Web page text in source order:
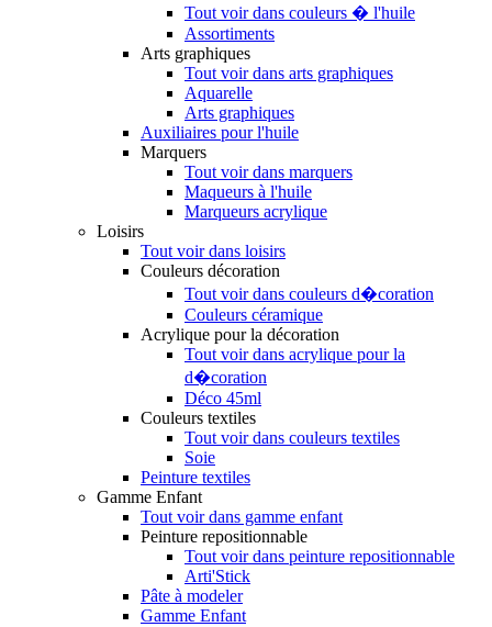
Tout voir dans couleurs � l'huile
Assortiments
Arts graphiques
Tout voir dans arts graphiques
Aquarelle
Arts graphiques
Auxiliaires pour l'huile
Marquers
Tout voir dans marquers
Maqueurs à l'huile
Marqueurs acrylique
Loisirs
Tout voir dans loisirs
Couleurs décoration
Tout voir dans couleurs d�coration
Couleurs céramique
Acrylique pour la décoration
Tout voir dans acrylique pour la
d�coration
Déco 45ml
Couleurs textiles
Tout voir dans couleurs textiles
Soie
Peinture textiles
Gamme Enfant
Tout voir dans gamme enfant
Peinture repositionnable
Tout voir dans peinture repositionnable
Arti'Stick
Pâte à modeler
Gamme Enfant